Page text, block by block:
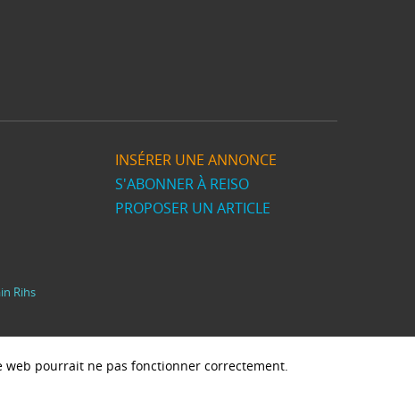
INSÉRER UNE ANNONCE
S'ABONNER À REISO
PROPOSER UN ARTICLE
Rihs
web pourrait ne pas fonctionner correctement.